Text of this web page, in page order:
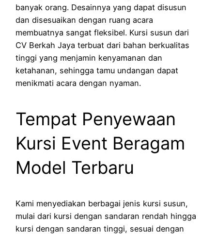
banyak orang. Desainnya yang dapat disusun
dan disesuaikan dengan ruang acara
membuatnya sangat fleksibel. Kursi susun dari
CV Berkah Jaya terbuat dari bahan berkualitas
tinggi yang menjamin kenyamanan dan
ketahanan, sehingga tamu undangan dapat
menikmati acara dengan nyaman.
Tempat Penyewaan
Kursi Event Beragam
Model Terbaru
Kami menyediakan berbagai jenis kursi susun,
mulai dari kursi dengan sandaran rendah hingga
kursi dengan sandaran tinggi, sesuai dengan